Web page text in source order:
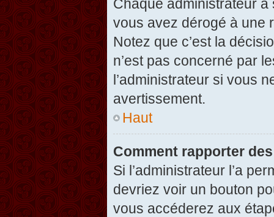
Chaque administrateur
vous avez dérogé à une
Notez que c’est la
n’est pas concerné par
l’administrateur si vous
avertissement.
Haut
Comment rapporter
Si l’administrateur l’a
devriez voir un bouton
vous accéderez aux